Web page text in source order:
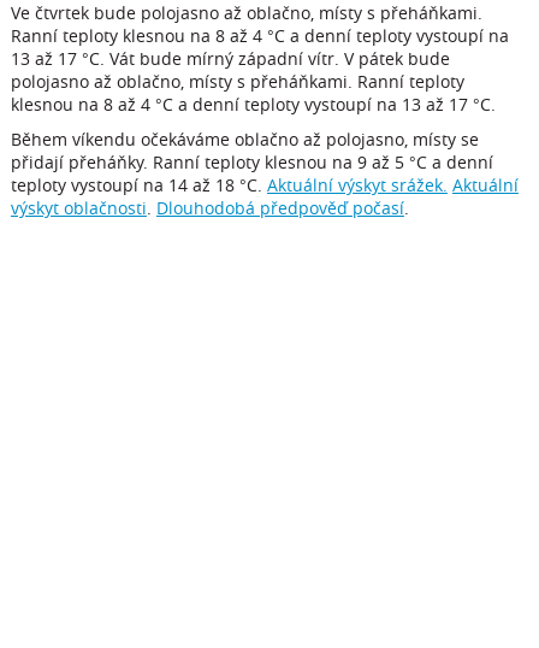
Ve čtvrtek bude polojasno až oblačno, místy s přeháňkami.
Ranní teploty klesnou na 8 až 4 °C a denní teploty vystoupí na
13 až 17 °C. Vát bude mírný západní vítr. V pátek bude
polojasno až oblačno, místy s přeháňkami. Ranní teploty
klesnou na 8 až 4 °C a denní teploty vystoupí na 13 až 17 °C.
Během víkendu očekáváme oblačno až polojasno, místy se
přidají přeháňky. Ranní teploty klesnou na 9 až 5 °C a denní
teploty vystoupí na 14 až 18 °C. Aktuální výskyt srážek. Aktuální
výskyt oblačnosti. Dlouhodobá předpověď počasí.